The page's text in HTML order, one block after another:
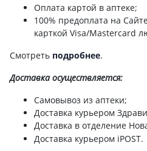
Оплата картой в аптеке;
100% предоплата на
карткой Visa/Mastercard
Смотреть подробнее.
Доставкаосуществляется:
Самовывоз из аптеки;
Доставка курьером
Доставка в отделение
Доставка курьером iPOST.